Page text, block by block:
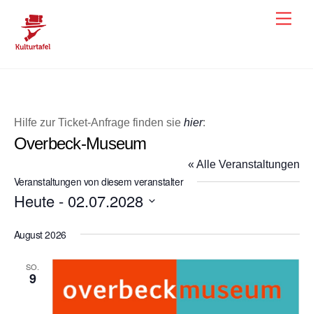
content
Hilfe zur Ticket-Anfrage finden sie hier:
Overbeck-Museum
« Alle Veranstaltungen
Veranstaltungen von diesem veranstalter
Heute - 02.07.2028
a
August 2026
SO.
9